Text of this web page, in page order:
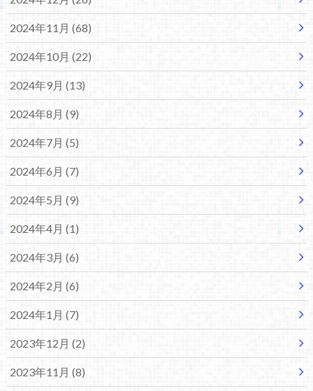
2024年11月 (68)
2024年10月 (22)
2024年9月 (13)
2024年8月 (9)
2024年7月 (5)
2024年6月 (7)
2024年5月 (9)
2024年4月 (1)
2024年3月 (6)
2024年2月 (6)
2024年1月 (7)
2023年12月 (2)
2023年11月 (8)